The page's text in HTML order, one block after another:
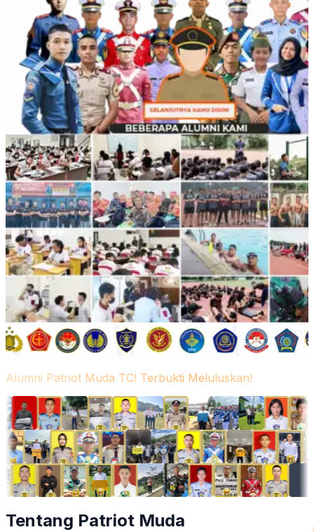
Alumni Patriot Muda TC! Terbukti Meluluskan!
Tentang Patriot Muda